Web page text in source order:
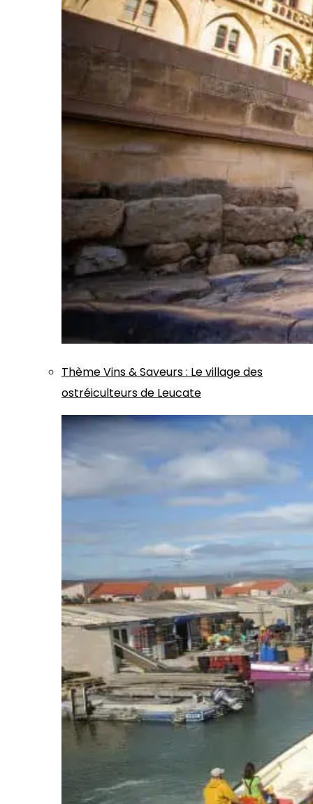
ThèmeVins & Saveurs: Le village des
ostréiculteurs de Leucate